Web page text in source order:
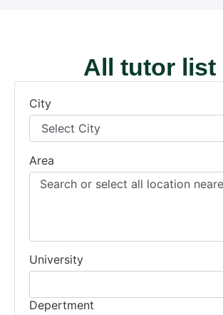
All tutor list
City
Area
University
Depertment